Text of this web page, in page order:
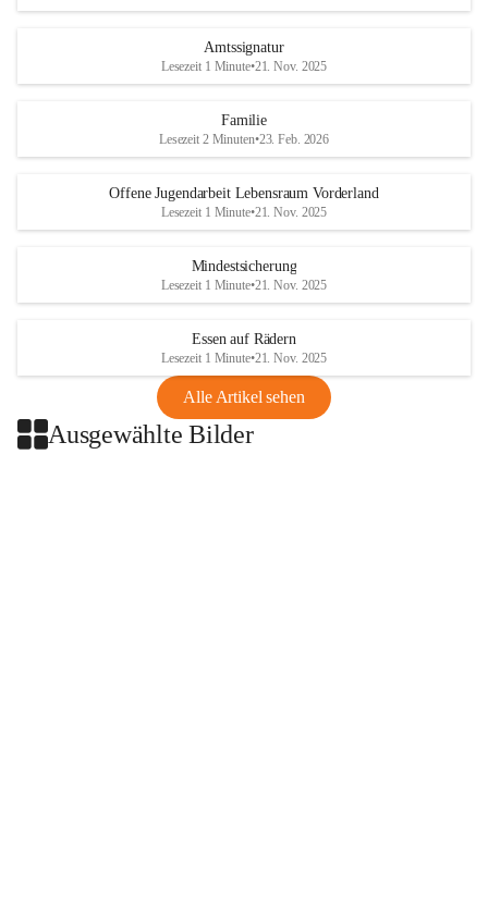
Amtssignatur
Lesezeit 1 Minute•21. Nov. 2025
Familie
Lesezeit 2 Minuten•23. Feb. 2026
Offene Jugendarbeit Lebensraum Vorderland
Lesezeit 1 Minute•21. Nov. 2025
Mindestsicherung
Lesezeit 1 Minute•21. Nov. 2025
Essen auf Rädern
Lesezeit 1 Minute•21. Nov. 2025
Alle Artikel sehen
Ausgewählte Bilder